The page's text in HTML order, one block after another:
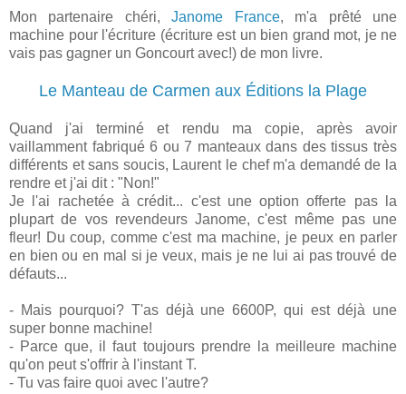
Mon partenaire chéri,Janome France, m'a prêté une
machine pour l'écriture (écriture est un bien grand mot, je ne
vais pas gagner un Goncourt avec!) de mon livre.
Le Manteau de Carmen aux Éditions la Plage
Quand j'ai terminé et rendu ma copie, après avoir
vaillamment fabriqué 6 ou 7 manteaux dans des tissus très
différents et sans soucis, Laurent le chef m'a demandé de la
rendre et j'ai dit : "Non!"
Je l'ai rachetée à crédit... c'est une option offerte pas la
plupart de vos revendeurs Janome, c'est même pas une
fleur! Du coup, comme c'est ma machine, je peux en parler
en bien ou en mal si je veux, mais je ne lui ai pas trouvé de
défauts...
- Mais pourquoi? T'as déjà une 6600P, qui est déjà une
super bonne machine!
- Parce que, il faut toujours prendre la meilleure machine
qu'on peut s'offrir à l'instant T.
- Tu vas faire quoi avec l'autre?